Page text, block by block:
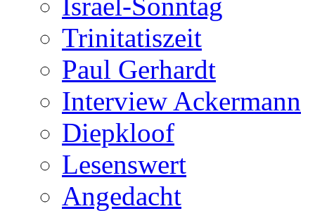
Trinitatiszeit
Paul Gerhardt
Interview Ackermann
Diepkloof
Lesenswert
Angedacht